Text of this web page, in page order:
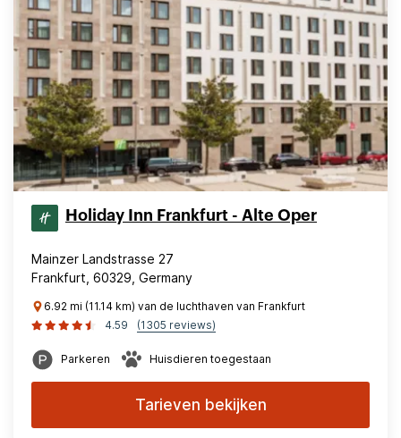
Holiday Inn Frankfurt - Alte Oper
Mainzer Landstrasse 27
Frankfurt, 60329, Germany
6.92 mi (11.14 km) van de luchthaven van Frankfurt
4.59
(1305 reviews)
Parkeren Huisdieren toegestaan
Tarieven bekijken